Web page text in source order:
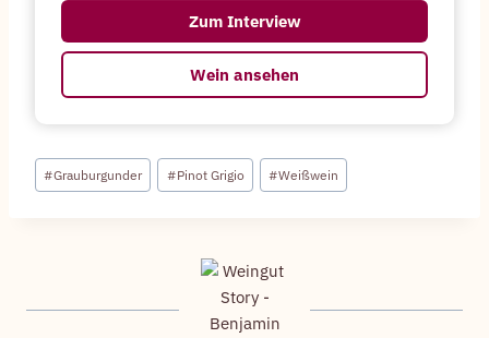
Zum Interview
Wein ansehen
Schlagworte:
#Grauburgunder #Pinot Grigio #Weißwein